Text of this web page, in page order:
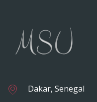
Dakar, Senegal